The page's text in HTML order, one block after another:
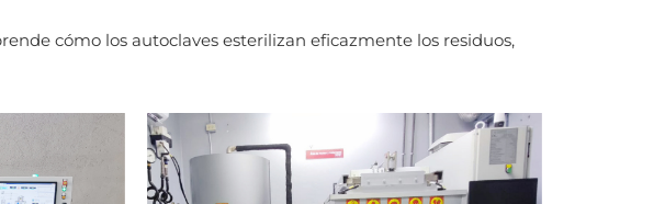
cómo los autoclaves esterilizan eficazmente los residuos,